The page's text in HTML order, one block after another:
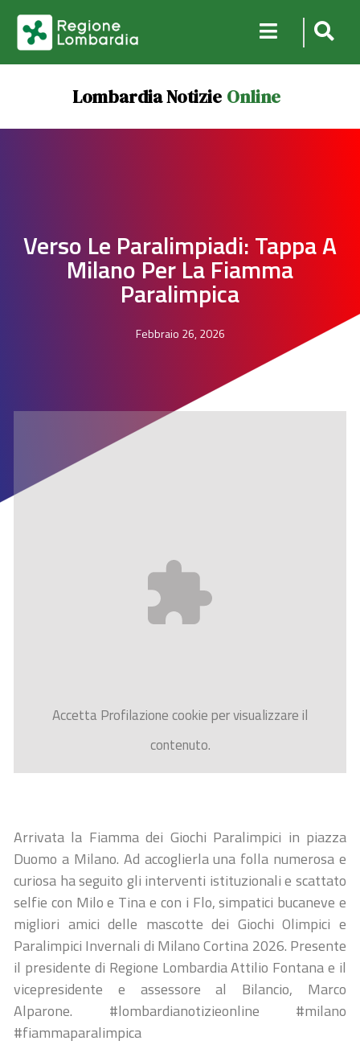
Lombardia Notizie Online
Verso Le Paralimpiadi: Tappa A
Milano Per La Fiamma
Paralimpica
Febbraio 26, 2026
AccettaProfilazionecookie per visualizzare il
contenuto.
Arrivata la Fiamma dei Giochi Paralimpici in piazza
Duomo a Milano. Ad accoglierla una folla numerosa e
curiosa ha seguito gli interventi istituzionali e scattato
selfie con Milo e Tina e con i Flo, simpatici bucaneve e
migliori amici delle mascotte dei Giochi Olimpici e
Paralimpici Invernali di Milano Cortina 2026. Presente
il presidente di Regione Lombardia Attilio Fontana e il
vicepresidente e assessore al Bilancio, Marco
Alparone. #lombardianotizieonline #milano
#fiammaparalimpica